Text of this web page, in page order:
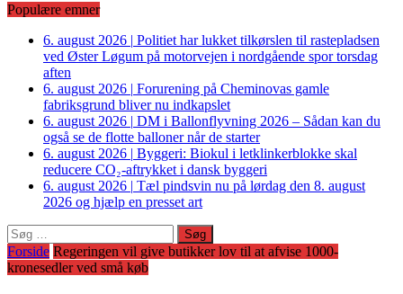
Populære emner
6. august 2026 | Politiet har lukket tilkørslen til rastepladsen
ved Øster Løgum på motorvejen i nordgående spor torsdag
aften
6. august 2026 | Forurening på Cheminovas gamle
fabriksgrund bliver nu indkapslet
6. august 2026 | DM i Ballonflyvning 2026 – Sådan kan du
også se de flotte balloner når de starter
6. august 2026 | Byggeri: Biokul i letklinkerblokke skal
reducere CO₂-aftrykket i dansk byggeri
6. august 2026 | Tæl pindsvin nu på lørdag den 8. august
2026 og hjælp en presset art
Søg
efter:
Forside Regeringen vil give butikker lov til at afvise 1000-
kronesedler ved små køb